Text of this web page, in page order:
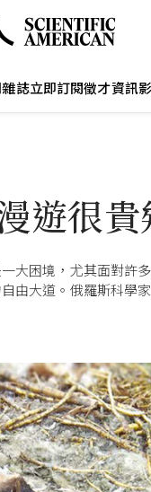
誌立即訂閱徵才資訊
遊很貴
大困境，尤其面對許
由大道。俄羅斯科學